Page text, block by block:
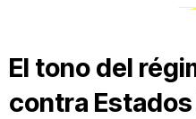
El tono del
contra